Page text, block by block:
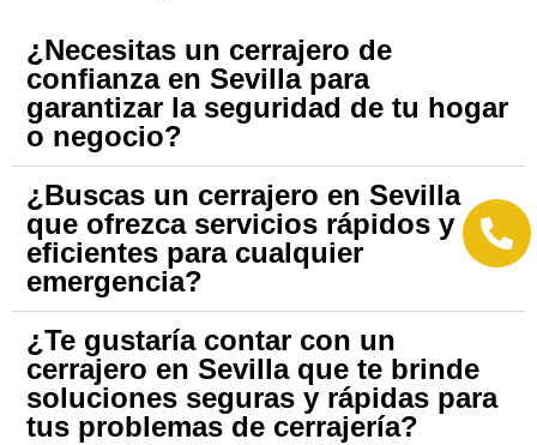
¿Necesitas un cerrajero de
confianza en Sevilla para
garantizar la seguridad de tu hogar
o negocio?
¿Buscas un cerrajero en Sevilla
que ofrezca servicios rápidos y
eficientes para cualquier
emergencia?
¿Te gustaría contar con un
cerrajero en Sevilla que te brinde
soluciones seguras y rápidas para
tus problemas de cerrajería?